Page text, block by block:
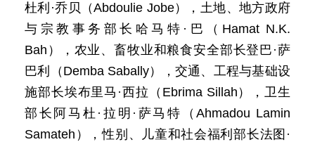
杜利·乔贝（Abdoulie Jobe），土地、地方政府
与宗教事务部长哈马特·巴（Hamat N.K.
Bah），农业、畜牧业和粮食安全部长登巴·萨
巴利（Demba Sabally），交通、工程与基础设
施部长埃布里马·西拉（Ebrima Sillah），卫生
部长阿马杜·拉明·萨马特（Ahmadou Lamin
Samateh），性别、儿童和社会福利部长法图·